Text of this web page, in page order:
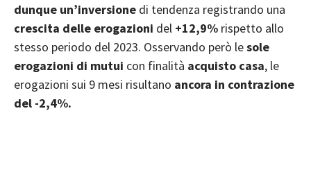
dunque un’inversione di tendenza registrando una
crescita delle erogazioni del +12,9% rispetto allo
stesso periodo del 2023. Osservando però lesole
erogazioni di mutui con finalità acquisto casa, le
erogazioni sui 9 mesi risultano ancora in contrazione
del -2,4%.